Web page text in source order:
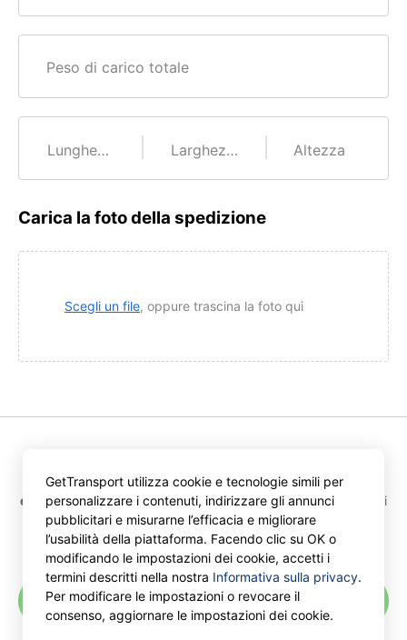
Peso di carico totale
Lunghezza Larghezza Altezza
Carica la foto della spedizione
Scegli un file, oppure trascina la foto qui
Premendo “Ottieni offerte” accetti le disposizioni
dell'Accordo per gli utentiedell'Informativa sulla privacy
di
GetTransport.com.
Ricevi offerte
GetTransport utilizza cookie e tecnologie simili per
personalizzare i contenuti, indirizzare gli annunci
pubblicitari e misurarne l’efficacia e migliorare
l’usabilità della piattaforma. Facendo clic su OK o
modificando le impostazioni dei cookie, accetti i
termini descritti nella nostra Informativa sulla privacy.
Per modificare le impostazioni o revocare il
consenso, aggiornare le impostazioni dei cookie.